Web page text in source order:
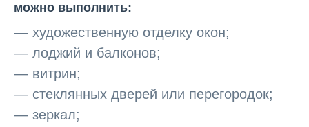
можно выполнить:
художественную отделку окон;
лоджий и балконов;
витрин;
стеклянных дверей или перегородок;
зеркал;